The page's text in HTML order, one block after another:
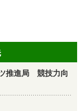
推進局 競技力向